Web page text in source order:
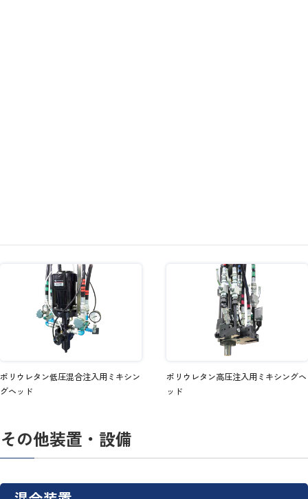
ポリウレタン低圧混合注入用ミキシン
グヘッド
ポリウレタン高圧注入用ミキシングヘ
ッド
その他装置・設備